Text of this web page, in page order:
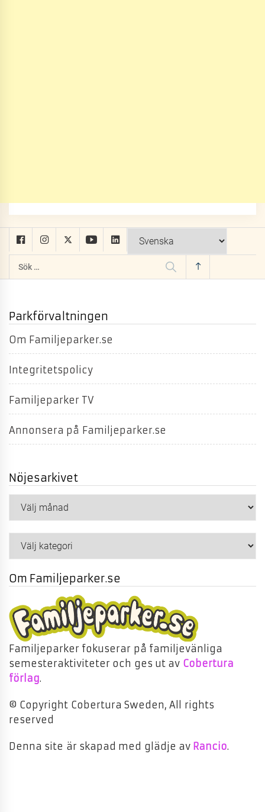
Sök
efter:
Parkförvaltningen
Om Familjeparker.se
Integritetspolicy
Familjeparker TV
Annonsera på Familjeparker.se
Nöjesarkivet
Nöjesarkivet
Kategorier
Om Familjeparker.se
Familjeparker fokuserar på familjevänliga
semesteraktiviteter och ges ut av Cobertura
förlag.
© Copyright Cobertura Sweden, All rights
reserved
Denna site är skapad med glädje av Rancio.